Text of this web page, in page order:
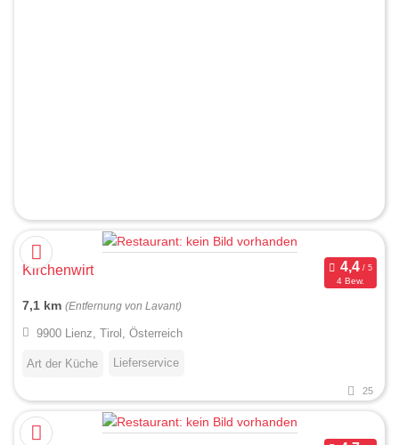
Kirchenwirt
4 Bew.
7,1 km (Entfernung von Lavant)
9900 Lienz, Tirol, Österreich
Art der Küche Lieferservice
25